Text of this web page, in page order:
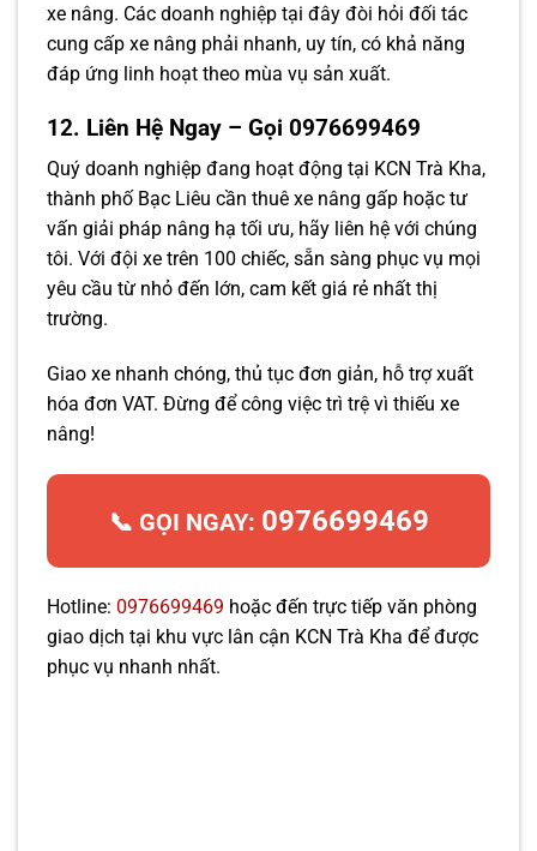
xe nâng. Các doanh nghiệp tại đây đòi hỏi đối tác
cung cấp xe nâng phải nhanh, uy tín, có khả năng
đáp ứng linh hoạt theo mùa vụ sản xuất.
12. Liên Hệ Ngay – Gọi 0976699469
Quý doanh nghiệp đang hoạt động tại KCN Trà Kha,
thành phố Bạc Liêu cần thuê xe nâng gấp hoặc tư
vấn giải pháp nâng hạ tối ưu, hãy liên hệ với chúng
tôi. Với đội xe trên 100 chiếc, sẵn sàng phục vụ mọi
yêu cầu từ nhỏ đến lớn, cam kết giá rẻ nhất thị
trường.
Giao xe nhanh chóng, thủ tục đơn giản, hỗ trợ xuất
hóa đơn VAT. Đừng để công việc trì trệ vì thiếu xe
nâng!
📞 GỌI NGAY: 0976699469
Hotline: 0976699469 hoặc đến trực tiếp văn phòng
giao dịch tại khu vực lân cận KCN Trà Kha để được
phục vụ nhanh nhất.